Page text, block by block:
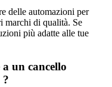
delle automazioni per
marchi di qualità. Se
più adatte alle tue
un cancello
?